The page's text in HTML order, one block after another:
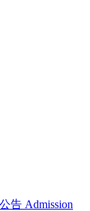
告 Admission